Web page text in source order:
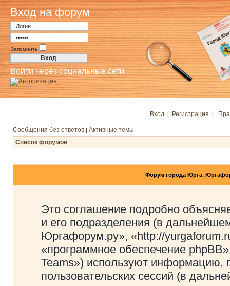
Вход на форум
Запомнить
Войти через социальные сети
Вход | Регистрация |
Сообщения без ответов | Активные темы
Список форумов
Форум города Юрга,
Это соглашение подробно
и его подразделения (в
Юргафорум.ру», «http://
«программное обеспечение
Teams») используют
пользовательских сессий (в